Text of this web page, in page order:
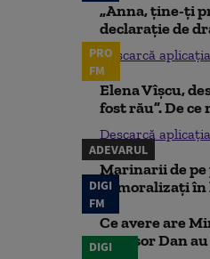
„Anna, ţine-ţi
declaraţie de
Descarcă
PRO
FM
Elena Vîșcu,
fost rău”. De
Descarcă
ADEVARUL
Marinarii de
demoralizați
DIGI
FM
Ce avere are
Nicușor Dan
DIGI